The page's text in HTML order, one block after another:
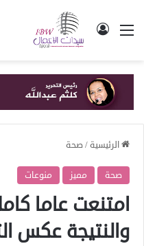
القائمة تسجيل الدخول
الرئيسية/صحة
صحة مميز منوعات
امتنعت عاما
والنتيجة عكس